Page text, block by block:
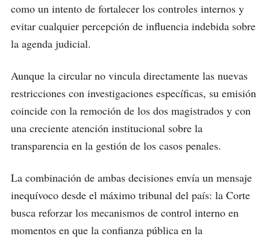
como un intento de fortalecer los controles internos y
evitar cualquier percepción de influencia indebida sobre
la agenda judicial.
Aunque la circular no vincula directamente las nuevas
restricciones con investigaciones específicas, su emisión
coincide con la remoción de los dos magistrados y con
una creciente atención institucional sobre la
transparencia en la gestión de los casos penales.
La combinación de ambas decisiones envía un mensaje
inequívoco desde el máximo tribunal del país: la Corte
busca reforzar los mecanismos de control interno en
momentos en que la confianza pública en la